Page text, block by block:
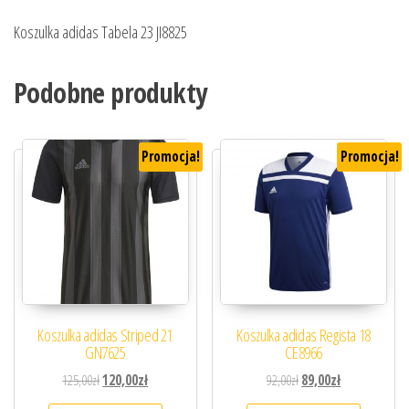
Koszulka adidas Tabela 23 JI8825
Podobne produkty
Promocja!
Koszulka adidas Striped 21
GN7625
125,00złPierwotna cena wynosiła: 125,00zł.
120,00złAktualna cena wynosi: 120,00zł.
Promocja!
Koszulka adidas Regista 18
CE8966
92,00złPierwotna cena
89,00złAktualna cena